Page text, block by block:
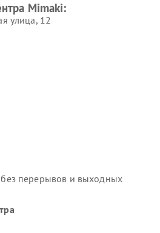
Mimaki:
улица, 12
перерывов и выходных